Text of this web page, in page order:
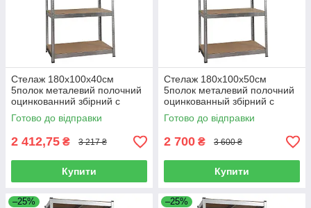
Стелаж 180х100х40см
5полок металевий полочний
оцинкованний збірний с
полками ДСП
Готово до відправки
2 412,75 ₴ 3 217 ₴
Купити
Стелаж 180х100х50см
5полок металевий полочний
оцинкованный збірний с
полками ДСП
Готово до відправки
2 700 ₴ 3 600 ₴
Купити
–25% –25%